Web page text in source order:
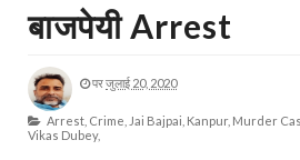
बाजपेयी Arrest
परजुलाई 20, 2020
Arrest, Crime, Jai Bajpai, Kanpur, Murder
Vikas Dubey,